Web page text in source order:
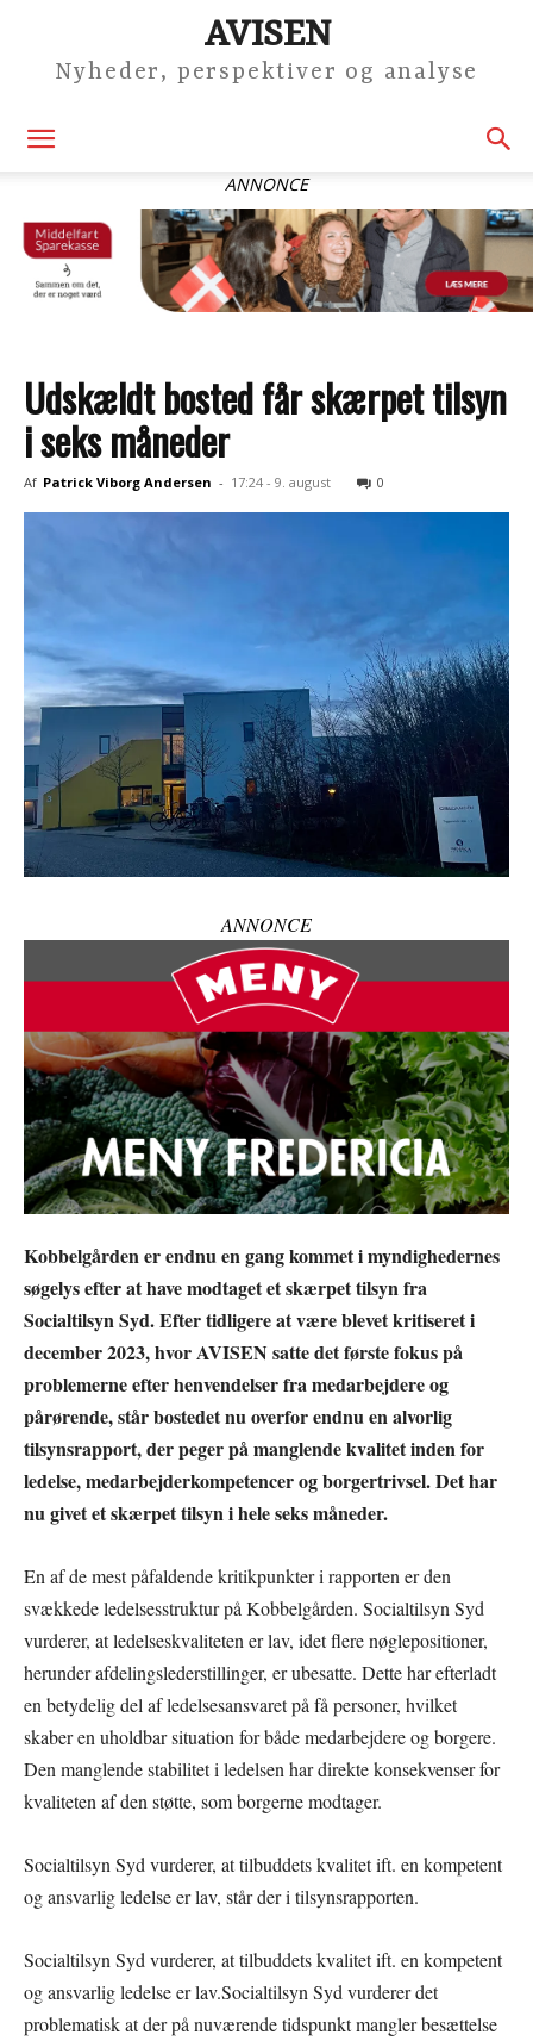
AVISEN
Nyheder, perspektiver og analyse
ANNONCE
Udskældt bosted får skærpet tilsyn
i seks måneder
Af Patrick Viborg Andersen - 17:24 - 9. august 0
ANNONCE
Kobbelgården er endnu en gang kommet i myndighedernes
søgelys efter at have modtaget et skærpet tilsyn fra
Socialtilsyn Syd. Efter tidligere at være blevet kritiseret i
december 2023, hvor AVISEN satte det første fokus på
problemerne efter henvendelser fra medarbejdere og
pårørende, står bostedet nu overfor endnu en alvorlig
tilsynsrapport, der peger på manglende kvalitet inden for
ledelse, medarbejderkompetencer og borgertrivsel. Det har
nu givet et skærpet tilsyn i hele seks måneder.
En af de mest påfaldende kritikpunkter i rapporten er den
svækkede ledelsesstruktur på Kobbelgården. Socialtilsyn Syd
vurderer, at ledelseskvaliteten er lav, idet flere nøglepositioner,
herunder afdelingslederstillinger, er ubesatte. Dette har efterladt
en betydelig del af ledelsesansvaret på få personer, hvilket
skaber en uholdbar situation for både medarbejdere og borgere.
Den manglende stabilitet i ledelsen har direkte konsekvenser for
kvaliteten af den støtte, som borgerne modtager.
Socialtilsyn Syd vurderer, at tilbuddets kvalitet ift. en kompetent
og ansvarlig ledelse er lav, står der i tilsynsrapporten.
Socialtilsyn Syd vurderer, at tilbuddets kvalitet ift. en kompetent
og ansvarlig ledelse er lav.Socialtilsyn Syd vurderer det
problematisk at der på nuværende tidspunkt mangler besættelse